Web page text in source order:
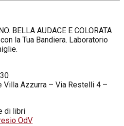
BELLA AUDACE E COLORATA
la Tua Bandiera. Laboratorio
Azzurra – Via Restelli 4 –
di libri
OdV